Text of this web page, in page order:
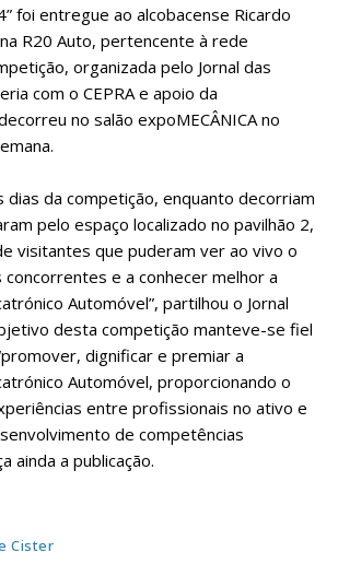
foi entregue ao alcobacense Ricardo
R20 Auto, pertencente à rede
organizada pelo Jornal das
com o CEPRA e apoio da
no salão expoMECÂNICA no
dias da competição, enquanto decorriam
pelo espaço localizado no pavilhão 2,
visitantes que puderam ver ao vivo o
e a conhecer melhor a
Automóvel”, partilhou o Jornal
desta competição manteve-se fiel
dignificar e premiar a
Automóvel, proporcionando o
entre profissionais no ativo e
de competências
ainda a publicação.
Cister